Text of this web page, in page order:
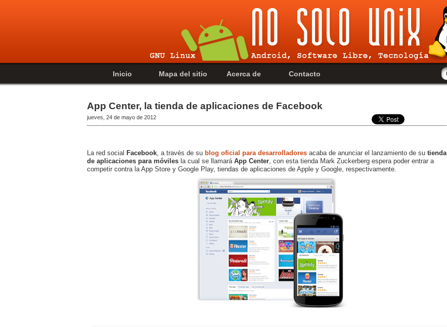
Inicio Mapa del sitio Acerca de Contacto
App Center, la tienda de aplicaciones de Facebook
jueves, 24 de mayo de 2012
La red social Facebook , a través de su blog oficial para desarrolladores acaba de anunciar el lanzamiento de su tienda
de aplicaciones para móviles la cual se llamará App Center , con esta tienda Mark Zuckerberg espera poder entrar a
competir contra la App Store y Google Play, tiendas de aplicaciones de Apple y Google, respectivamente.